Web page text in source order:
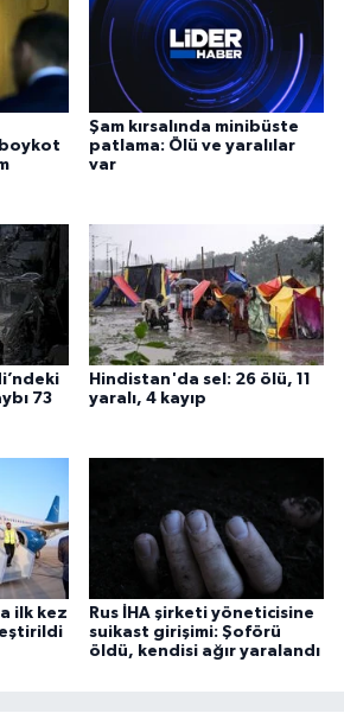
boykot
Şam kırsalında minibüste
patlama: Ölü ve yaralılar
var
73
Hindistan'da sel: 26 ölü, 11
yaralı, 4 kayıp
ilk kez
Rus İHA şirketi yöneticisine
suikast girişimi: Şoförü
öldü, kendisi ağır yaralandı